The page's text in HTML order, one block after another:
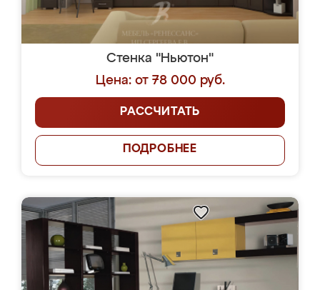
Стенка "Ньютон"
Цена: от 78 000 руб.
РАССЧИТАТЬ
ПОДРОБНЕЕ